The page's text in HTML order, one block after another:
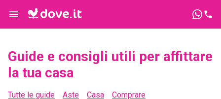
Guide e consigli utili per affittare
la tua casa
Tutte le guide Aste Casa
Comprare